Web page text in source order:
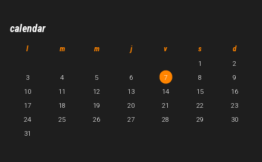
calendar
l m m j v s d
1
2
3
4 5 6 7 8
9
10
11 12 13 14 15
16
17
18 19 20 21 22
23
24
25 26 27 28 29
30
31